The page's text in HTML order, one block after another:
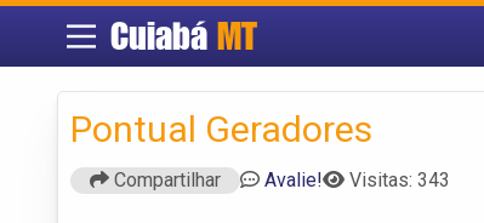
Cuiabá MT
Pontual Geradores
Compartilhar Avalie! Visitas: 343